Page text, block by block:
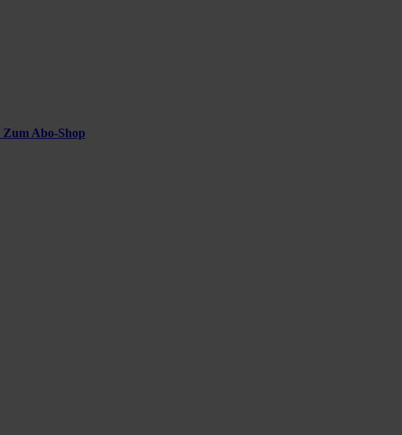
Zum Abo-Shop